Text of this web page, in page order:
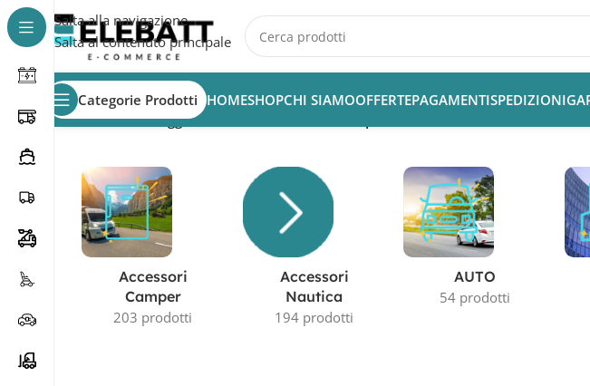
Salta alla navigazione
Salta al contenuto principale
Categorie Prodotti HOMESHOPCHI SIAMOOFFERTEPAGAMENTISPEDIZIONI
Home/Prodotti taggati “batteria litio 100ah camper”
Accessori
Camper
203 prodotti
Accessori
Nautica
194 prodotti
AUTO
54 prodotti